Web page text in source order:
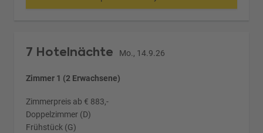
7 Hotelnächte Mo., 14.9.26
Zimmer 1 (2 Erwachsene)
Zimmerpreis ab € 883,-
Doppelzimmer (D)
Frühstück (G)